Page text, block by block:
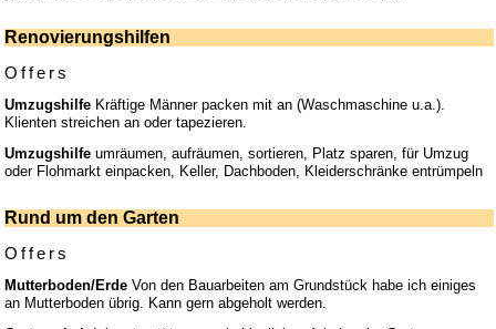
Renovierungshilfen
Offers
Umzugshilfe Kräftige Männer packen mit an (Waschmaschine u.a.).
Klienten streichen an oder tapezieren.
Umzugshilfe umräumen, aufräumen, sortieren, Platz sparen, für Umzug
oder Flohmarkt einpacken, Keller, Dachboden, Kleiderschränke entrümpeln
Rund um den Garten
Offers
Mutterboden/Erde Von den Bauarbeiten am Grundstück habe ich einiges
an Mutterboden übrig. Kann gern abgeholt werden.